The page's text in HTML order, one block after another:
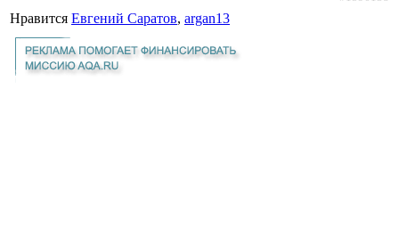
Нравится Евгений Саратов, argan13